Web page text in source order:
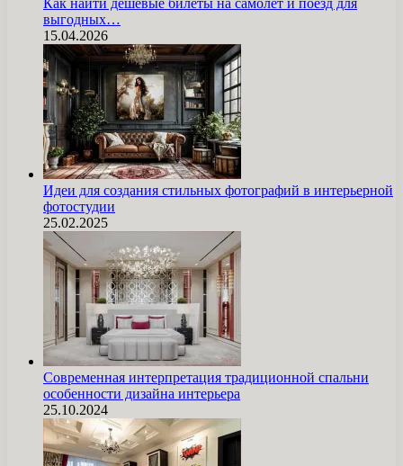
Как найти дешёвые билеты на самолёт и поезд для
выгодных…
15.04.2026
Идеи для создания стильных фотографий в интерьерной
фотостудии
25.02.2025
Современная интерпретация традиционной спальни
особенности дизайна интерьера
25.10.2024